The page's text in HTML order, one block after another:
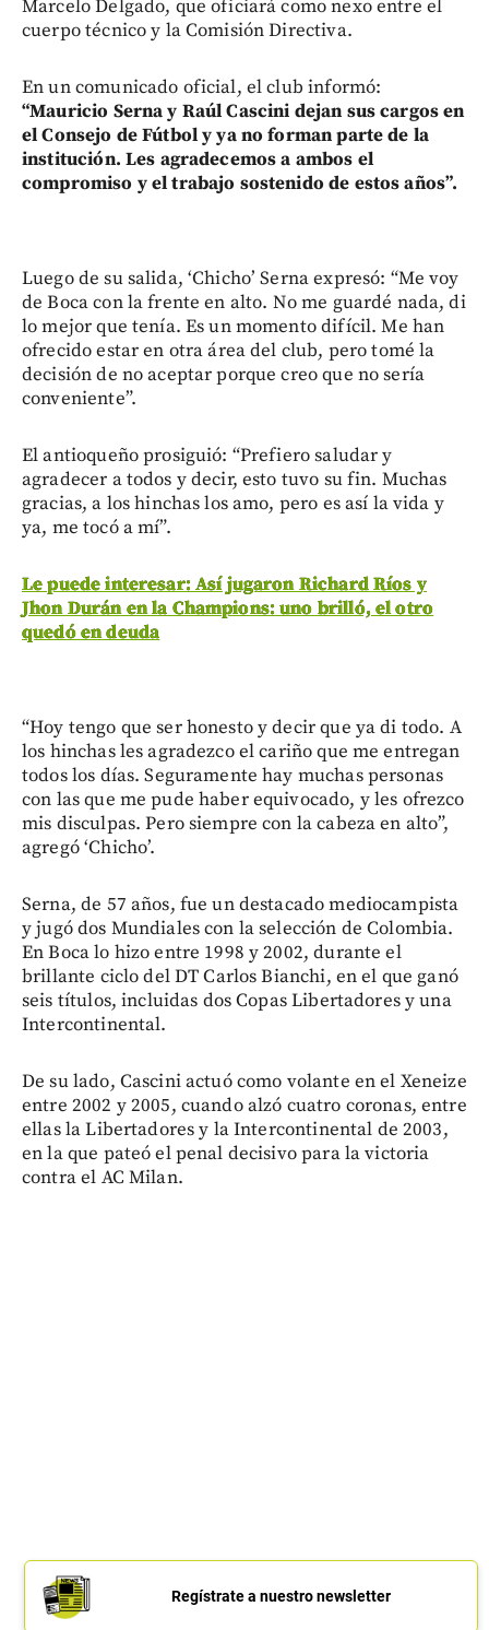
Marcelo Delgado, que oficiará como nexo entre el
cuerpo técnico y la Comisión Directiva.
En un comunicado oficial, el club informó:
“Mauricio Serna y Raúl Cascini dejan sus cargos en
el Consejo de Fútbol y ya no forman parte de la
institución. Les agradecemos a ambos el
compromiso y el trabajo sostenido de estos años”.
Luego de su salida, ‘Chicho’ Serna expresó: “Me voy
de Boca con la frente en alto. No me guardé nada, di
lo mejor que tenía. Es un momento difícil. Me han
ofrecido estar en otra área del club, pero tomé la
decisión de no aceptar porque creo que no sería
conveniente”.
El antioqueño prosiguió: “Prefiero saludar y
agradecer a todos y decir, esto tuvo su fin. Muchas
gracias, a los hinchas los amo, pero es así la vida y
ya, me tocó a mí”.
Le puede interesar: Así jugaron Richard Ríos y
Jhon Durán en la Champions: uno brilló, el otro
quedó en deuda
“Hoy tengo que ser honesto y decir que ya di todo. A
los hinchas les agradezco el cariño que me entregan
todos los días. Seguramente hay muchas personas
con las que me pude haber equivocado, y les ofrezco
mis disculpas. Pero siempre con la cabeza en alto”,
agregó ‘Chicho’.
Serna, de 57 años, fue un destacado mediocampista
y jugó dos Mundiales con la selección de Colombia.
En Boca lo hizo entre 1998 y 2002, durante el
brillante ciclo del DT Carlos Bianchi, en el que ganó
seis títulos, incluidas dos Copas Libertadores y una
Intercontinental.
De su lado, Cascini actuó como volante en el Xeneize
entre 2002 y 2005, cuando alzó cuatro coronas, entre
ellas la Libertadores y la Intercontinental de 2003,
en la que pateó el penal decisivo para la victoria
contra el AC Milan.
Regístrate a nuestro newsletter